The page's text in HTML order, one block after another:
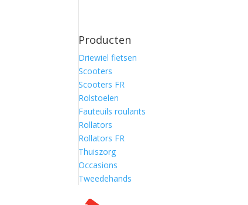
Producten
Driewiel fietsen
Scooters
Scooters FR
Rolstoelen
Fauteuils roulants
Rollators
Rollators FR
Thuiszorg
Occasions
Tweedehands